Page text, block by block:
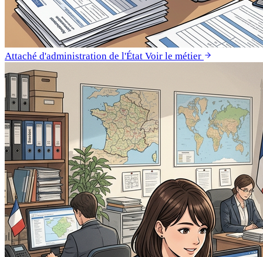
Attaché d'administration de l'État Voir le métier